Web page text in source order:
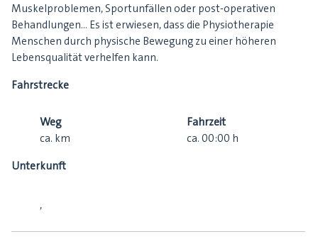
Muskelproblemen, Sportunfällen oder post-operativen
Behandlungen... Es ist erwiesen, dass die Physiotherapie
Menschen durch physische Bewegung zu einer höheren
Lebensqualität verhelfen kann.
Fahrstrecke
Weg
ca. km
Fahrzeit
ca. 00:00 h
Unterkunft
,